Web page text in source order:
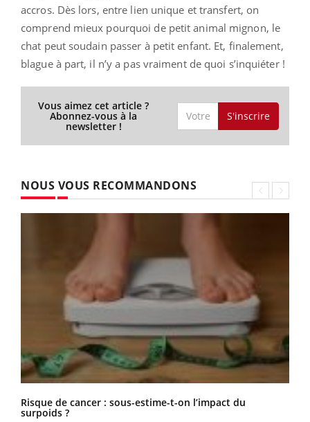
accros. Dès lors, entre lien unique et transfert, on
comprend mieux pourquoi de petit animal mignon, le
chat peut soudain passer à petit enfant. Et, finalement,
blague à part, il n’y a pas vraiment de quoi s’inquiéter !
Vous aimez cet article ?
Abonnez-vous à la
newsletter !
S'inscrire
NOUS VOUS RECOMMANDONS
Risque de cancer : sous-estime-t-on l’impact du
surpoids ?